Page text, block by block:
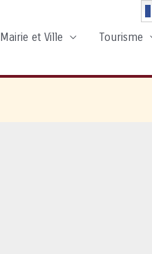
Mairie et Ville Tourisme